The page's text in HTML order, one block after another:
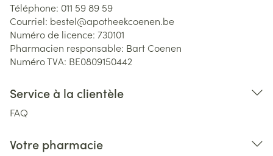
Téléphone: 011 59 89 59
Courriel: bestel@apotheekcoenen.be
Numéro de licence: 730101
Pharmacien responsable: Bart Coenen
Numéro TVA: BE0809150442
Service à la clientèle
FAQ
Votre pharmacie